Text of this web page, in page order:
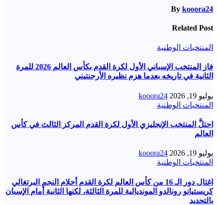
By kooora24
Related Post
المنتخبات الوطنية
فاز المنتخب الإسباني الأول لكرة القدم بكأس العالم 2026 للمرة
الثانية في تاريخه بعدما هزم نظيره الأرجنتيني
يوليو 19, 2026
kooora24
المنتخبات الوطنية
احتلَّ المنتخب الإنجليزي الأول لكرة القدم المركز الثالث في كأس
العالم
يوليو 19, 2026
kooora24
المنتخبات الوطنية
اغتال دور الـ 16 من كأس العالم لكرة القدم أحلام النجم البرتغالي
كريستيانو رونالدو المونديالية للمرة الثالثة، لكنها الثانية أمام الإسبان
بالتحديد